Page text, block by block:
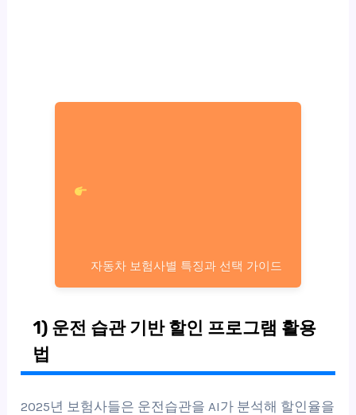
자동차 보험사별 특징과 선택 가이드
1) 운전 습관 기반 할인 프로그램 활용
법
2025년 보험사들은 운전습관을 AI가 분석해 할인율을